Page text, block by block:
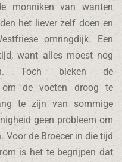
monniken van wanten
het liever zelf doen en
omringdijk. Een
want alles moest nog
Toch bleken de
om de voeten droog te
te zijn van sommige
geen probleem om
Voor de Broecer in die tijd
is het te begrijpen dat